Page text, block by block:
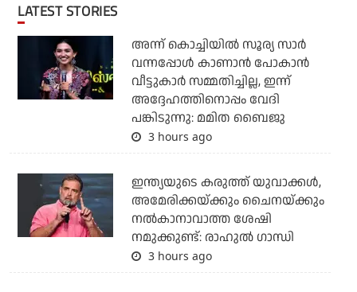
LATEST STORIES
അന്ന് കൊച്ചിയില്‍ സൂര്യ സാര്‍
വന്നപ്പോള്‍ കാണാന്‍ പോകാന്‍
വീട്ടുകാര്‍ സമ്മതിച്ചില്ല, ഇന്ന്
അദ്ദേഹത്തിനൊപ്പം വേദി
പങ്കിടുന്നു: മമിത ബൈജു
3 hours ago
ഇന്ത്യയുടെ കരുത്ത് യുവാക്കള്‍,
അമേരിക്കയ്ക്കും ചൈനയ്ക്കും
നല്‍കാനാവാത്ത ശേഷി
നമുക്കുണ്ട്: രാഹുല്‍ ഗാന്ധി
3 hours ago